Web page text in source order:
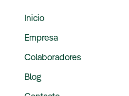
Inicio
Empresa
Colaboradores
Blog